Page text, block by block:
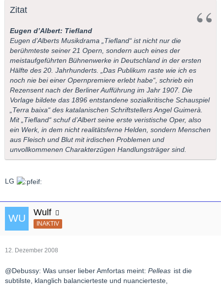
Zitat
Eugen d’Albert: Tiefland
Eugen d’Alberts Musikdrama „Tiefland“ ist nicht nur die
berühmteste seiner 21 Opern, sondern auch eines der
meistaufgeführten Bühnenwerke in Deutschland in der ersten
Hälfte des 20. Jahrhunderts. „Das Publikum raste wie ich es
noch nie bei einer Opernpremiere erlebt habe“, schrieb ein
Rezensent nach der Berliner Aufführung im Jahr 1907. Die
Vorlage bildete das 1896 entstandene sozialkritische Schauspiel
„Terra baixa“ des katalanischen Schriftstellers Angel Guimerà.
Mit „Tiefland“ schuf d’Albert seine erste veristische Oper, also
ein Werk, in dem nicht realitätsferne Helden, sondern Menschen
aus Fleisch und Blut mit irdischen Problemen und
unvollkommenen Charakterzügen Handlungsträger sind.
LG
Wulf
INAKTIV
12. Dezember 2008
@Debussy: Was unser lieber Amfortas meint: Pelleas ist die
subtilste, klanglich balancierteste und nuancierteste,